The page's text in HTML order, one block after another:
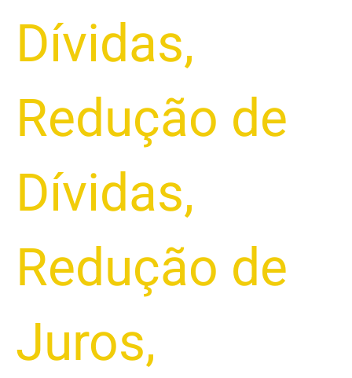
Dívidas,
Redução de
Dívidas,
Redução de
Juros,